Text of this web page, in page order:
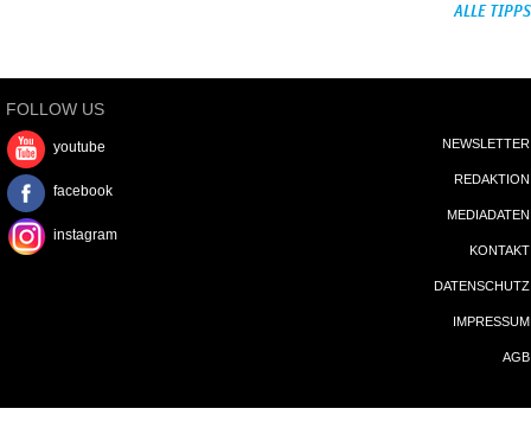
ALLE TIPPS
FOLLOW US
youtube
facebook
instagram
NEWSLETTER
REDAKTION
MEDIADATEN
KONTAKT
DATENSCHUTZ
IMPRESSUM
AGB